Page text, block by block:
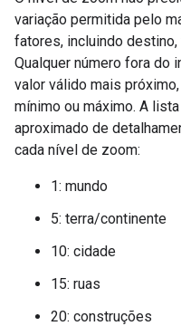
variação permitida pelo
fatores, incluindo destino,
Qualquer número fora do
valor válido mais
mínimo ou máximo. A
aproximado de
cada nível de zoom:
1: mundo
5: terra/continente
10: cidade
15: ruas
20: construções